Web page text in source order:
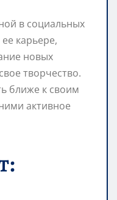
в социальных
карьере,
новых
творчество.
ближе к своим
активное